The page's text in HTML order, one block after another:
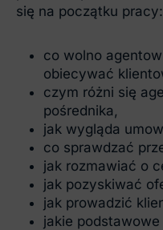
się na początku pracy:
co wolno
obiecywać
czym różni się
pośrednika,
jak wygląda
co sprawdzać
jak rozmawiać o
jak pozyskiwać
jak prowadzić
jakie podstawowe